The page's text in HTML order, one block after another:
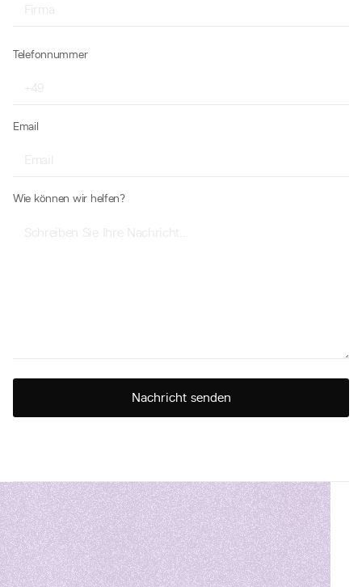
Telefonnummer
Email
Wie können wir helfen?